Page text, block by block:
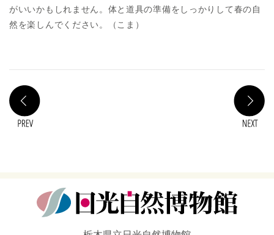
がいいかもしれません。体と道具の準備をしっかりして春の自
然を楽しんでください。（こま）